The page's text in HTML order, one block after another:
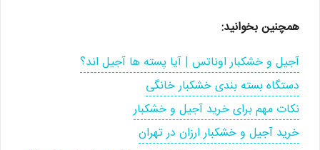
همچنین بخوانید:
آجیل و خشکبار اوناتس | آیا پسته ها آجیل اند؟
دستگاه بسته بندی خشکبار خانگی
نکات مهم برای خرید آجیل و خشکبار
خرید آجیل و خشکبار ارزان در تهران